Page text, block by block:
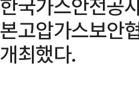
한국가스안전공
본고압가스보안
개최했다.